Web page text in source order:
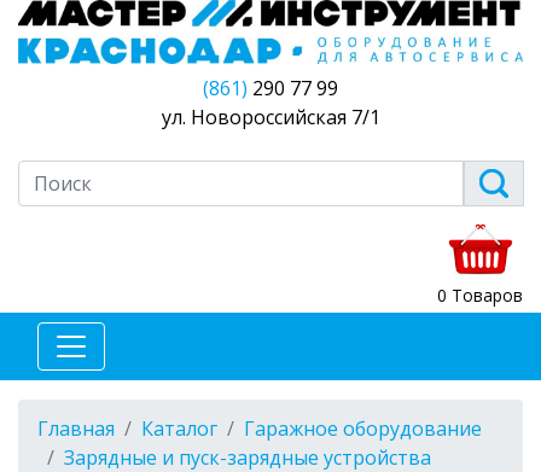
(861) 290 77 99
ул. Новороссийская 7/1
0 Товаров
Главная Каталог
Гаражное оборудование
Зарядные и пуск-зарядные устройства